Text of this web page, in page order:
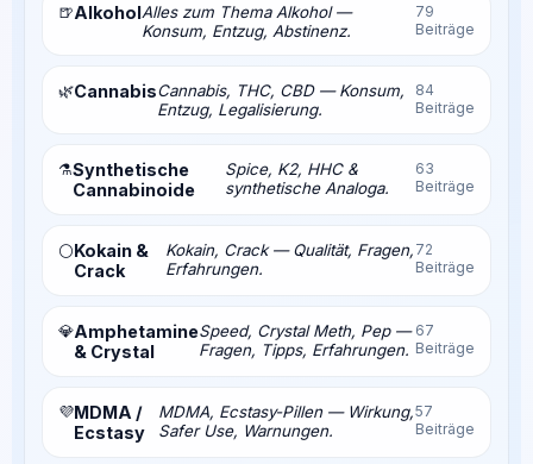
🍺AlkoholAlles zum Thema Alkohol —
Konsum, Entzug, Abstinenz.
79
Beiträge
🌿CannabisCannabis, THC, CBD — Konsum,
Entzug, Legalisierung.
84
Beiträge
⚗️Synthetische
Cannabinoide
Spice, K2, HHC &
synthetische Analoga.
63
Beiträge
⚪Kokain &
Crack
Kokain, Crack — Qualität, Fragen,
Erfahrungen.
72
Beiträge
💎Amphetamine
& Crystal
Speed, Crystal Meth, Pep —
Fragen, Tipps, Erfahrungen.
67
Beiträge
💜MDMA /
Ecstasy
MDMA, Ecstasy-Pillen — Wirkung,
Safer Use, Warnungen.
57
Beiträge